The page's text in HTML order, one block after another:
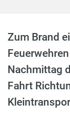
Zum Brand
Nachmittag
Fahrt